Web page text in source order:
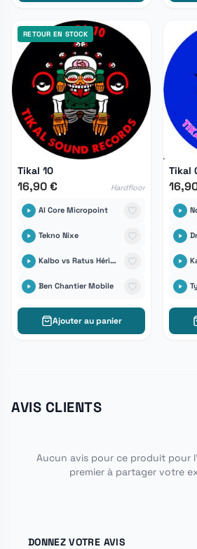
RETOUR EN STOCK
Tikal 10
16,90 € Hardfloor
Al Core Micropoint
Tekno Nixe
Kalbo vs Ratus Hérisound6tem
Ben Chantier Mobile
Ajouter au panier
Tikal
AVIS CLIENTS
Aucun avis pour ce produit pour
premier à partager votre
DONNEZ VOTRE AVIS